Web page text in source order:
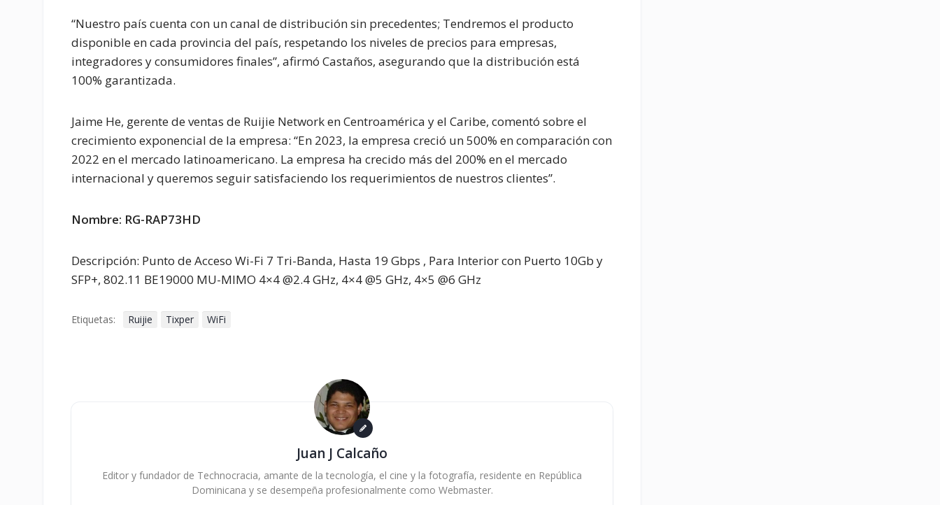
“Nuestro país cuenta con un canal de distribución sin precedentes; Tendremos el producto
disponible en cada provincia del país, respetando los niveles de precios para empresas,
integradores y consumidores finales”, afirmó Castaños, asegurando que la distribución está
100% garantizada.
Jaime He, gerente de ventas de Ruijie Network en Centroamérica y el Caribe, comentó sobre el
crecimiento exponencial de la empresa: “En 2023, la empresa creció un 500% en comparación con
2022 en el mercado latinoamericano. La empresa ha crecido más del 200% en el mercado
internacional y queremos seguir satisfaciendo los requerimientos de nuestros clientes”.
Nombre: RG-RAP73HD
Descripción: Punto de Acceso Wi-Fi 7 Tri-Banda, Hasta 19 Gbps , Para Interior con Puerto 10Gb y
SFP+, 802.11 BE19000 MU-MIMO 4×4 @2.4 GHz, 4×4 @5 GHz, 4×5 @6 GHz
Etiquetas: Ruijie Tixper WiFi
Juan J Calcaño
Editor y fundador de Technocracia, amante de la tecnología, el cine y la fotografía, residente en República
Dominicana y se desempeña profesionalmente como Webmaster.